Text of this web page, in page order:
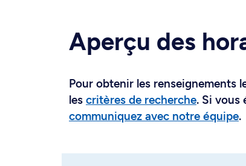
Aperçu des
Pour obtenir les renseignements
les critères de recherche. Si vous
communiquez avec notre équipe.